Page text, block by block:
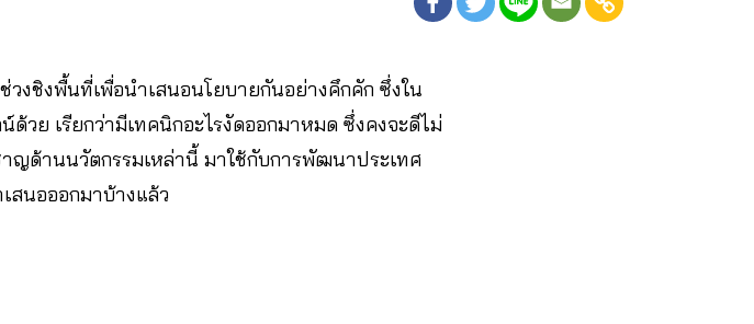
งชิงพื้นที่เพื่อนำเสนอนโยบายกันอย่างคึกคัก ซึ่งใน
วย เรียกว่ามีเทคนิกอะไรงัดออกมาหมด ซึ่งคงจะดีไม่
ญด้านนวัตกรรมเหล่านี้ มาใช้กับการพัฒนาประเทศ
สนอออกมาบ้างแล้ว